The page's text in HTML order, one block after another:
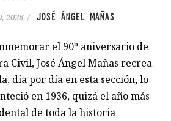
2026 / JOSÉ ÁNGEL MAÑAS
el 90º aniversario de
Civil, José Ángel Mañas recrea
día por día en esta sección, lo
en 1936, quizá el año más
de toda la historia